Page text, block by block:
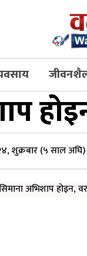
शुक्रबार (५ साल अघि)